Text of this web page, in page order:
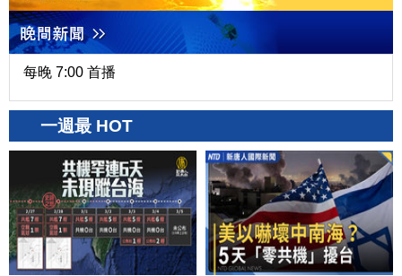
每晚 7:00 首播
一週最 HOT